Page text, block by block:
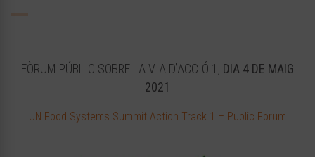
FÒRUM PÚBLIC SOBRE LA VIA D’ACCIÓ 1, DIA 4 DE MAIG
2021
UN Food Systems Summit Action Track 1 – Public Forum